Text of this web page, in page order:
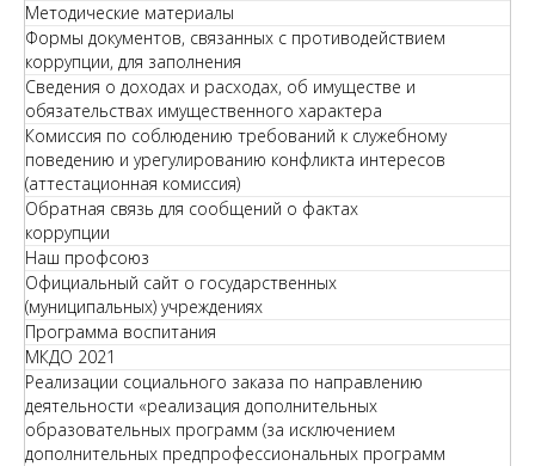
Методические материалы
Формы документов, связанных с противодействием
коррупции, для заполнения
Сведения о доходах и расходах, об имуществе и
обязательствах имущественного характера
Комиссия по соблюдению требований к служебному
поведению и урегулированию конфликта интересов
(аттестационная комиссия)
Обратная связь для сообщений о фактах
коррупции
Наш профсоюз
Официальный сайт о государственных
(муниципальных) учреждениях
Программа воспитания
МКДО 2021
Реализации социального заказа по направлению
деятельности «реализация дополнительных
образовательных программ (за исключением
дополнительных предпрофессиональных программ